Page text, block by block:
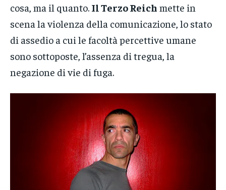
cosa, ma il quanto. Il Terzo Reich mette in
scena la violenza della comunicazione, lo stato
di assedio a cui le facoltà percettive umane
sono sottoposte, l’assenza di tregua, la
negazione di vie di fuga.